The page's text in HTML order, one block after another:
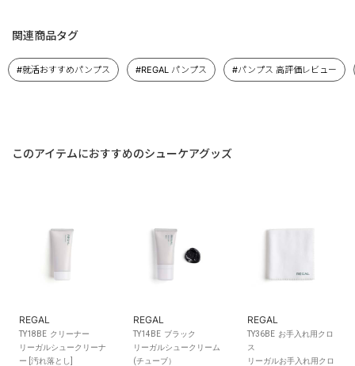
関連商品タグ
#就活おすすめパンプス #REGAL パンプス #パンプス 高評価レビュー
このアイテムにおすすめのシューケアグッズ
REGAL
TY18BE クリーナー
リーガルシュークリーナ
ー [汚れ落とし]
REGAL
TY14BE ブラック
リーガルシュークリーム
(チューブ）
REGAL
TY36BE お手入れ用クロ
ス
リーガルお手入れ用クロ